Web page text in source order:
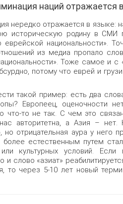
наций отражается
нередко отражается в языке:
историческую родину в СМИ
еврейской национальности».
из медиа пропало
Тоже самое и с
потому что еврей и
такой пример: есть два
Европеец, оценочности
что-то не так. С чем это
авторитетна, а Азия – нет.
но отрицательная аура у него
более естественным путем
или культурных условий.
и слово «азиат»
то через 5-10 лет новый